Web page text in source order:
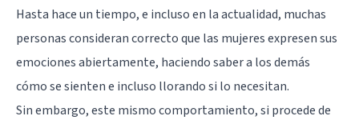
Hasta hace un tiempo, e incluso en la actualidad, muchas
personas consideran correcto que las mujeres expresen sus
emociones abiertamente, haciendo saber a los demás
cómo se sienten e incluso llorando si lo necesitan.
Sin embargo, este mismo comportamiento, si procede de